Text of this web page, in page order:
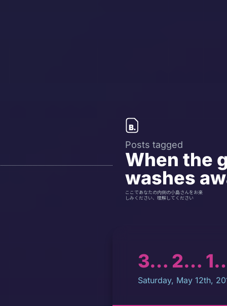
Posts tagged
When the
washes
ここであなたの内側の小島さんをお楽
しみください、理解してください
3… 2…
Saturday, May 12th,